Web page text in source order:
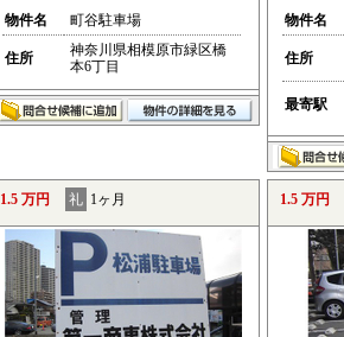
物件名 町谷駐車場
住所
神奈川県相模原市緑区橋
本6丁目
物件名
住所
最寄駅
1.5 万円 礼 1ヶ月 1.5 万円